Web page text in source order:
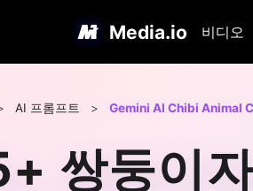
Media.io 비디오
AI 프롬프트 > Gemini AI Chibi Animal
쌍둥이